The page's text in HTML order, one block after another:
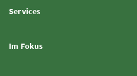
ServicesInhalt aufklappen
Im FokusInhalt aufklappen